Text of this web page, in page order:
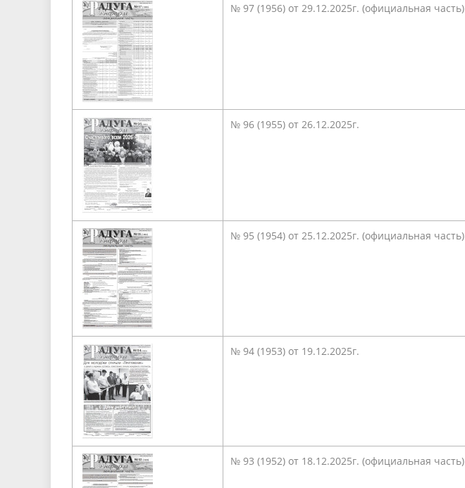
Песни о городе
Защита населения
Градостроительная деятельность
условий труда
Координационные и совещательные
органы
Результаты проверок
№ 97 (1956) от 29.12.2025г. (официальная часть)
№ 96 (1955) от 26.12.2025г.
№ 95 (1954) от 25.12.2025г. (официальная часть)
№ 94 (1953) от 19.12.2025г.
№ 93 (1952) от 18.12.2025г. (официальная часть)